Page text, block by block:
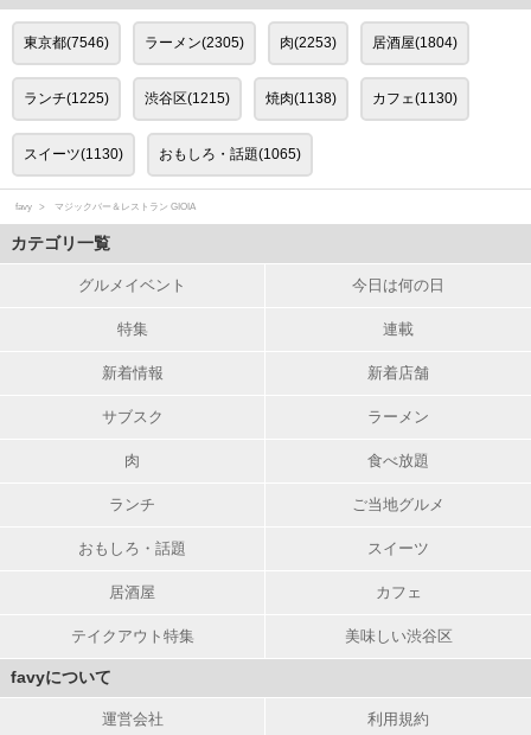
東京都(7546) ラーメン(2305) 肉(2253) 居酒屋(1804)
ランチ(1225) 渋谷区(1215) 焼肉(1138) カフェ(1130)
スイーツ(1130) おもしろ・話題(1065)
favy マジックバー＆レストラン GIOIA
カテゴリ一覧
グルメイベント 今日は何の日
特集 連載
新着情報 新着店舗
サブスク ラーメン
肉 食べ放題
ランチ ご当地グルメ
おもしろ・話題 スイーツ
居酒屋 カフェ
テイクアウト特集 美味しい渋谷区
favyについて
運営会社 利用規約